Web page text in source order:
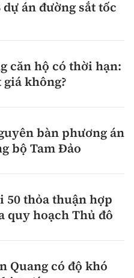
án đường sắt tốc
căn hộ có thời hạn:
không?
bàn phương án
bộ Tam Đảo
thỏa thuận hợp
quy hoạch Thủ đô
Quang có độ khó